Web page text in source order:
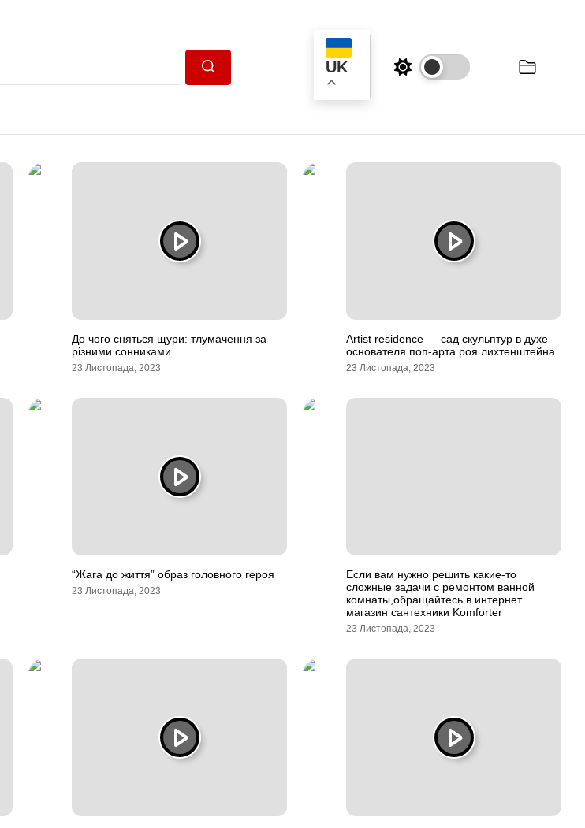
UK
До чого сняться щури: тлумачення за
різними сонниками
23 Листопада, 2023
Artist residence — сад скульптур в духе
основателя поп-арта роя лихтенштейна
23 Листопада, 2023
“Жага до життя” образ головного героя
23 Листопада, 2023
Если вам нужно решить какие-то
сложные задачи с ремонтом ванной
комнаты,обращайтесь в интернет
магазин сантехники Komforter
23 Листопада, 2023